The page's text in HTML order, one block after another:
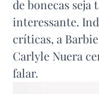
de bonecas seja
interessante.
críticas, a
Carlyle Nuera
falar.